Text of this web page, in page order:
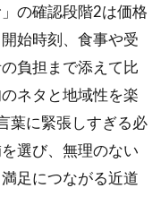
の確認段階2は価格
始時刻、食事や受
負担まで添えて比
ネタと地域性を楽
葉に緊張しすぎる必
選び、無理のない
足につながる近道